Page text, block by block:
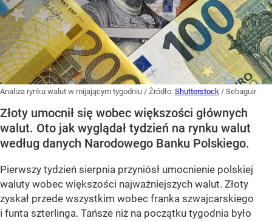
Analiza rynku walut w mijającym tygodniu / Źródło: Shutterstock / Sebaguir
Złoty umocnił się wobec większości głównych
walut. Oto jak wyglądał tydzień na rynku walut
według danych Narodowego Banku Polskiego.
Pierwszy tydzień sierpnia przyniósł umocnienie polskiej
waluty wobec większości najważniejszych walut. Złoty
zyskał przede wszystkim wobec franka szwajcarskiego
i funta szterlinga. Tańsze niż na początku tygodnia było